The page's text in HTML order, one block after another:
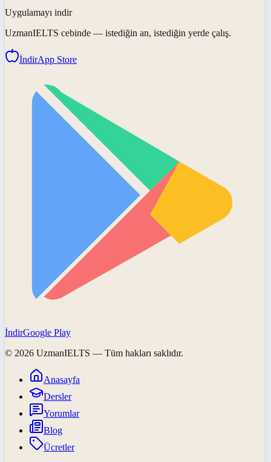
Uygulamayı indir
UzmanIELTS cebinde — istediğin an, istediğin yerde çalış.
İndirApp Store
İndirGoogle Play
© 2026 UzmanIELTS — Tüm hakları saklıdır.
Anasayfa
Dersler
Yorumlar
Blog
Ücretler